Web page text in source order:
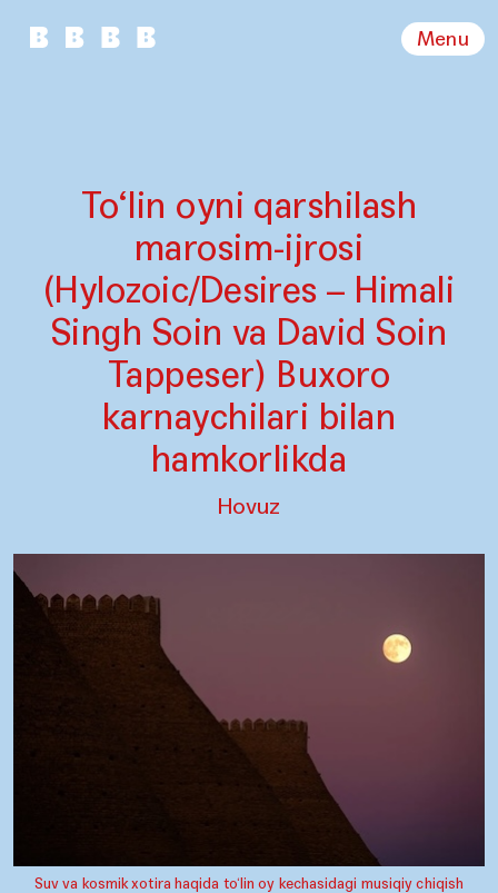
Menu
To‘lin oyni qarshilash
marosim-ijrosi
(Hylozoic/Desires – Himali
Singh Soin va David Soin
Tappeser) Buxoro
karnaychilari bilan
hamkorlikda
Hovuz
Suv va kosmik xotira haqida to‘lin oy kechasidagi musiqiy chiqish